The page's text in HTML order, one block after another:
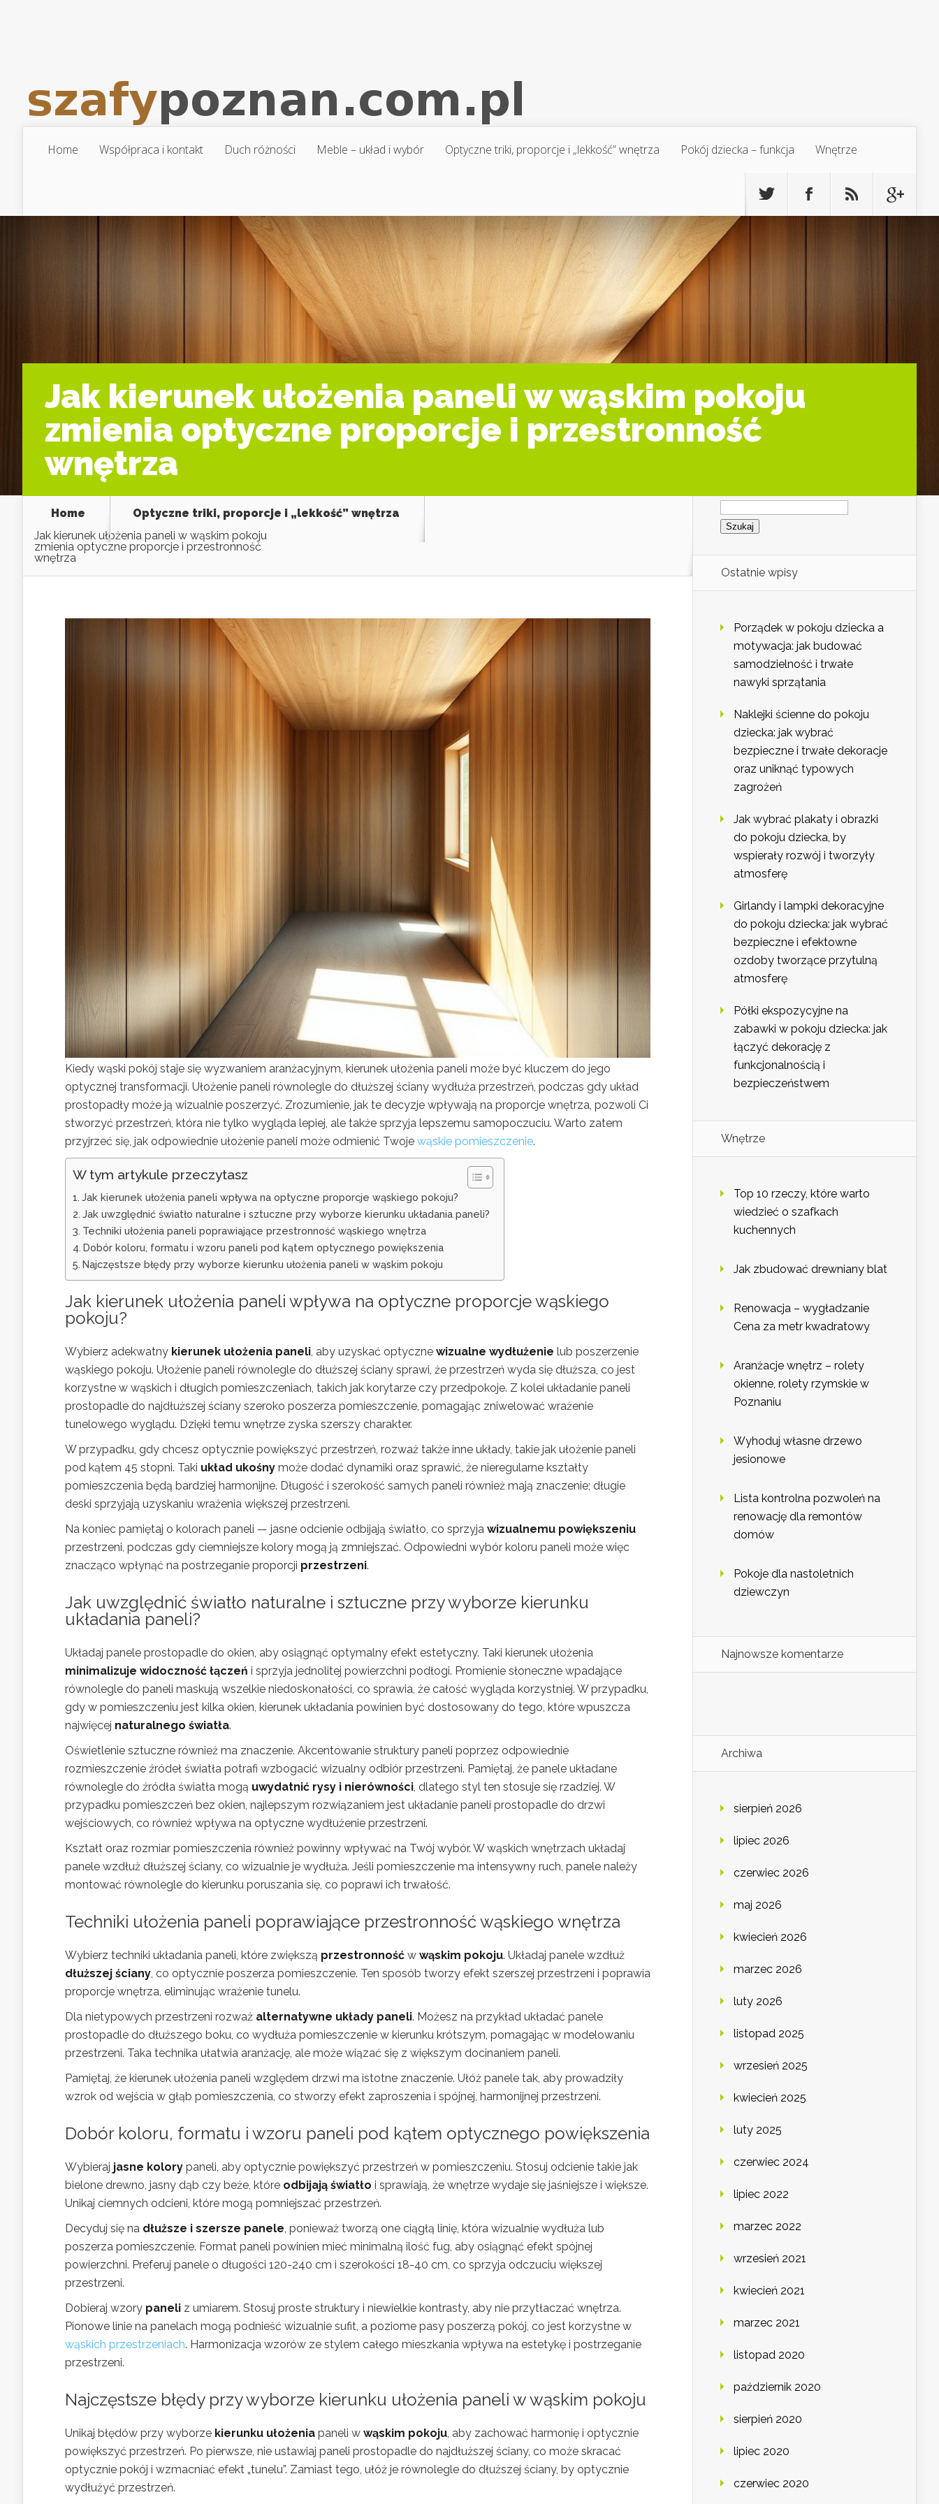
Home Współpraca i kontakt Duch różności Meble – układ i wybór Optyczne triki, proporcje i „lekkość” wnętrza Pokój dziecka – funkcja Wnętrze
Jak kierunek ułożenia paneli w wąskim pokoju
zmienia optyczne proporcje i przestronność
wnętrza
Home
Optyczne triki, proporcje i „lekkość” wnętrza
Jak kierunek ułożenia paneli w wąskim pokoju
zmienia optyczne proporcje i przestronność
wnętrza
Kiedy wąski pokój staje się wyzwaniem aranżacyjnym, kierunek ułożenia paneli może być kluczem do jego
optycznej transformacji. Ułożenie paneli równolegle do dłuższej ściany wydłuża przestrzeń, podczas gdy układ
prostopadły może ją wizualnie poszerzyć. Zrozumienie, jak te decyzje wpływają na proporcje wnętrza, pozwoli Ci
stworzyć przestrzeń, która nie tylko wygląda lepiej, ale także sprzyja lepszemu samopoczuciu. Warto zatem
przyjrzeć się, jak odpowiednie ułożenie paneli może odmienić Twoje wąskie pomieszczenie.
W tym artykule przeczytasz
Jak kierunek ułożenia paneli wpływa na optyczne proporcje wąskiego pokoju?
Jak uwzględnić światło naturalne i sztuczne przy wyborze kierunku układania paneli?
Techniki ułożenia paneli poprawiające przestronność wąskiego wnętrza
Dobór koloru, formatu i wzoru paneli pod kątem optycznego powiększenia
Najczęstsze błędy przy wyborze kierunku ułożenia paneli w wąskim pokoju
Jak kierunek ułożenia paneli wpływa na optyczne proporcjewąskiego
pokoju?
Wybierz adekwatny kierunek ułożenia paneli , aby uzyskać optyczne wizualne wydłużenie lub poszerzenie
wąskiego pokoju. Ułożenie paneli równolegle do dłuższej ściany sprawi, że przestrzeń wyda się dłuższa, co jest
korzystne w wąskich i długich pomieszczeniach, takich jak korytarze czy przedpokoje. Z kolei układanie paneli
prostopadle do najdłuższej ściany szeroko poszerza pomieszczenie, pomagając zniwelować wrażenie
tunelowego wyglądu. Dzięki temu wnętrze zyska szerszy charakter.
W przypadku, gdy chcesz optycznie powiększyć przestrzeń, rozważ także inne układy, takie jak ułożenie paneli
pod kątem 45 stopni. Taki układ ukośny może dodać dynamiki oraz sprawić, że nieregularne kształty
pomieszczenia będą bardziej harmonijne. Długość i szerokość samych paneli również mają znaczenie; długie
deski sprzyjają uzyskaniu wrażenia większej przestrzeni.
Na koniec pamiętaj o kolorach paneli — jasne odcienie odbijają światło, co sprzyja wizualnemu powiększeniu
przestrzeni, podczas gdy ciemniejsze kolory mogą ją zmniejszać. Odpowiedni wybór koloru paneli może więc
znacząco wpłynąć na postrzeganie proporcji przestrzeni.
Jak uwzględnić światło naturalne i sztuczne przy wyborze kierunku
układania paneli?
Układaj panele prostopadle do okien, aby osiągnąć optymalny efekt estetyczny. Taki kierunek ułożenia
minimalizuje widoczność łączeń i sprzyja jednolitej powierzchni podłogi. Promienie słoneczne wpadające
równolegle do paneli maskują wszelkie niedoskonałości, co sprawia, że całość wygląda korzystniej. W przypadku,
gdy w pomieszczeniu jest kilka okien, kierunek układania powinien być dostosowany do tego, które wpuszcza
najwięcej naturalnego światła.
Oświetlenie sztuczne również ma znaczenie. Akcentowanie struktury paneli poprzez odpowiednie
rozmieszczenie źródeł światła potrafi wzbogacić wizualny odbiór przestrzeni. Pamiętaj, że panele układane
równolegle do źródła światła mogą uwydatnić rysy i nierówności , dlatego styl ten stosuje się rzadziej. W
przypadku pomieszczeń bez okien, najlepszym rozwiązaniem jest układanie paneli prostopadle do drzwi
wejściowych, co również wpływa na optyczne wydłużenie przestrzeni.
Kształt oraz rozmiar pomieszczenia również powinny wpływać na Twój wybór. W wąskich wnętrzach układaj
panele wzdłuż dłuższej ściany, co wizualnie je wydłuża. Jeśli pomieszczenie ma intensywny ruch, panele należy
montować równolegle do kierunku poruszania się, co poprawi ich trwałość.
Techniki ułożenia paneli poprawiające przestronność wąskiego wnętrza
Wybierz techniki układania paneli, które zwiększą przestronność w wąskim pokoju. Układaj panele wzdłuż
dłuższej ściany , co optycznie poszerza pomieszczenie. Ten sposób tworzy efekt szerszej przestrzeni i poprawia
proporcje wnętrza, eliminując wrażenie tunelu.
Dla nietypowych przestrzeni rozważ alternatywne układy paneli. Możesz na przykład układać panele
prostopadle do dłuższego boku, co wydłuża pomieszczenie w kierunku krótszym, pomagając w modelowaniu
przestrzeni. Taka technika ułatwia aranżację, ale może wiązać się z większym docinaniem paneli.
Pamiętaj, że kierunek ułożenia paneli względem drzwi ma istotne znaczenie. Ułóż panele tak, aby prowadziły
wzrok od wejścia w głąb pomieszczenia, co stworzy efekt zaproszenia i spójnej, harmonijnej przestrzeni.
Dobór koloru, formatu i wzoru paneli pod kątem optycznego powiększenia
Wybieraj jasne kolory paneli, aby optycznie powiększyć przestrzeń w pomieszczeniu. Stosuj odcienie takie jak
bielone drewno, jasny dąb czy beże, które odbijają światło i sprawiają, że wnętrze wydaje się jaśniejsze i większe.
Unikaj ciemnych odcieni, które mogą pomniejszać przestrzeń.
Decyduj się na dłuższe i szersze panele , ponieważ tworzą one ciągłą linię, która wizualnie wydłuża lub
poszerza pomieszczenie. Format paneli powinien mieć minimalną ilość fug, aby osiągnąć efekt spójnej
powierzchni. Preferuj panele o długości 120-240 cm i szerokości 18-40 cm, co sprzyja odczuciu większej
przestrzeni.
Dobieraj wzory paneli z umiarem. Stosuj proste struktury i niewielkie kontrasty, aby nie przytłaczać wnętrza.
Pionowe linie na panelach mogą podnieść wizualnie sufit, a poziome pasy poszerzą pokój, co jest korzystne w
wąskich przestrzeniach. Harmonizacja wzorów ze stylem całego mieszkania wpływa na estetykę i postrzeganie
przestrzeni.
Najczęstsze błędy przy wyborze kierunku ułożenia paneli w wąskim pokoju
Unikaj błędów przy wyborze kierunku ułożenia paneli w wąskim pokoju , aby zachować harmonię i optycznie
powiększyć przestrzeń. Po pierwsze, nie ustawiaj paneli prostopadle do najdłuższej ściany, co może skracać
optycznie pokój i wzmacniać efekt „tunelu”. Zamiast tego, ułóż je równolegle do dłuższej ściany, by optycznie
wydłużyć przestrzeń.
Szukaj:
Ostatnie wpisy
Porządek w pokoju dziecka a
motywacja: jak budować
samodzielność i trwałe
nawyki sprzątania
Naklejki ścienne do pokoju
dziecka: jak wybrać
bezpieczne i trwałe dekoracje
oraz uniknąć typowych
zagrożeń
Jak wybrać plakaty i obrazki
do pokoju dziecka, by
wspierały rozwój i tworzyły
atmosferę
Girlandy i lampki dekoracyjne
do pokoju dziecka: jak wybrać
bezpieczne i efektowne
ozdoby tworzące przytulną
atmosferę
Półki ekspozycyjne na
zabawki w pokoju dziecka: jak
łączyć dekorację z
funkcjonalnością i
bezpieczeństwem
Wnętrze
Top 10 rzeczy, które warto
wiedzieć o szafkach
kuchennych
Jak zbudować drewniany blat
Renowacja – wygładzanie
Cena za metr kwadratowy
Aranżacje wnętrz – rolety
okienne, rolety rzymskie w
Poznaniu
Wyhoduj własne drzewo
jesionowe
Lista kontrolna pozwoleń na
renowację dla remontów
domów
Pokoje dla nastoletnich
dziewczyn
Najnowsze komentarze
Archiwa
sierpień 2026
lipiec 2026
czerwiec 2026
maj 2026
kwiecień 2026
marzec 2026
luty 2026
listopad 2025
wrzesień 2025
kwiecień 2025
luty 2025
czerwiec 2024
lipiec 2022
marzec 2022
wrzesień 2021
kwiecień 2021
marzec 2021
listopad 2020
październik 2020
sierpień 2020
lipiec 2020
czerwiec 2020